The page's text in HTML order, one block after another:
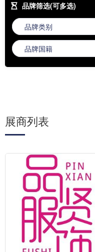
品牌筛选(可多选)
展商列表